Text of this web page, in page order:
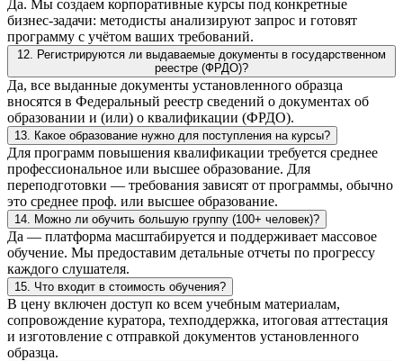
Да. Мы создаем корпоративные курсы под конкретные
бизнес-задачи: методисты анализируют запрос и готовят
программу с учётом ваших требований.
12. Регистрируются ли выдаваемые документы в государственном
реестре (ФРДО)?
Да, все выданные документы установленного образца
вносятся в Федеральный реестр сведений о документах об
образовании и (или) о квалификации (ФРДО).
13. Какое образование нужно для поступления на курсы?
Для программ повышения квалификации требуется среднее
профессиональное или высшее образование. Для
переподготовки — требования зависят от программы, обычно
это среднее проф. или высшее образование.
14. Можно ли обучить большую группу (100+ человек)?
Да — платформа масштабируется и поддерживает массовое
обучение. Мы предоставим детальные отчеты по прогрессу
каждого слушателя.
15. Что входит в стоимость обучения?
В цену включен доступ ко всем учебным материалам,
сопровождение куратора, техподдержка, итоговая аттестация
и изготовление с отправкой документов установленного
образца.